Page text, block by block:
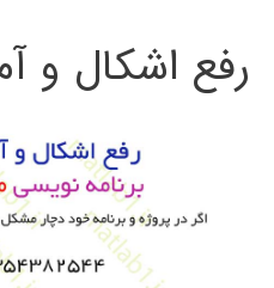
ج
رفع اشکال و